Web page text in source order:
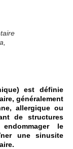
est définie
généralement
allergique ou
de structures
le
une sinusite